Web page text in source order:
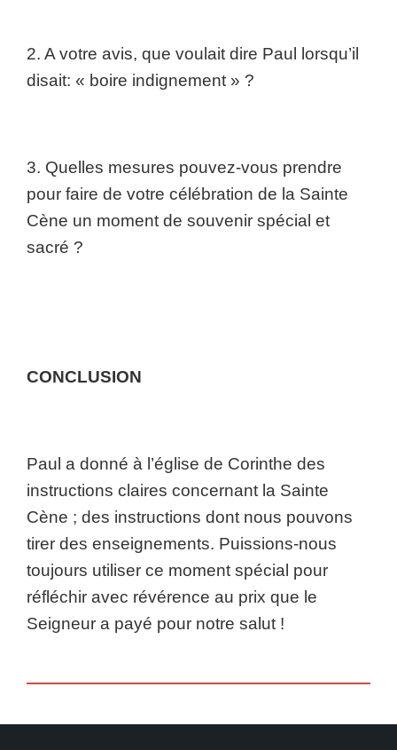
2. A votre avis, que voulait dire Paul lorsqu’il
disait: « boire indignement » ?
3. Quelles mesures pouvez-vous prendre
pour faire de votre célébration de la Sainte
Cène un moment de souvenir spécial et
sacré ?
CONCLUSION
Paul a donné à l’église de Corinthe des
instructions claires concernant la Sainte
Cène ; des instructions dont nous pouvons
tirer des enseignements. Puissions-nous
toujours utiliser ce moment spécial pour
réfléchir avec révérence au prix que le
Seigneur a payé pour notre salut !